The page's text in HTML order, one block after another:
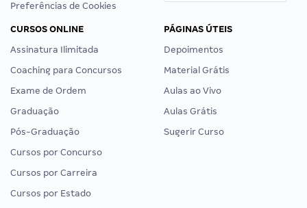
Preferências de Cookies
CURSOS ONLINE
Assinatura Ilimitada
Coaching para Concursos
Exame de Ordem
Graduação
Pós-Graduação
Cursos por Concurso
Cursos por Carreira
Cursos por Estado
PÁGINAS ÚTEIS
Depoimentos
Material Grátis
Aulas ao Vivo
Aulas Grátis
Sugerir Curso